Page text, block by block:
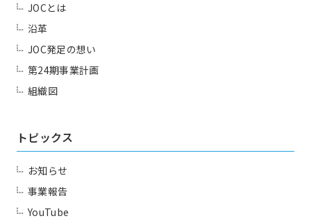
一覧を見る
アズーロ（サッカー愛好
会）
十柱戯（ボウリング）
JOCとは
沿革
JOC発足の想い
第24期事業計画
組織図
トピックス
お知らせ
事業報告
YouTube